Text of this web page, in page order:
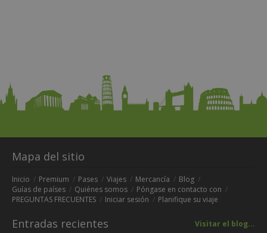
Mapa del sitio
Inicio Premium Pases Viajes Mercancía
Blog
Guías de países
Quiénes somos
Póngase en contacto con
PREGUNTAS FRECUENTES
Iniciar sesión Planifique su viaje
Entradas recientes Visitar el blog...